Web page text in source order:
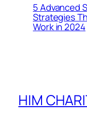
5 Advanced
Strategies
Work in 2024
HIM